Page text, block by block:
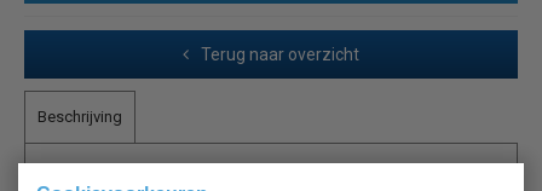
Terug naar overzicht
Beschrijving
Liebherr beschermbeugel